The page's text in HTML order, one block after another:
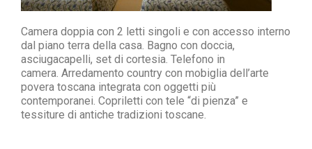
Camera doppia con 2 letti singoli e con accesso interno
dal piano terra della casa. Bagno con doccia,
asciugacapelli, set di cortesia. Telefono in
camera. Arredamento country con mobiglia dell’arte
povera toscana integrata con oggetti più
contemporanei. Copriletti con tele “di pienza” e
tessiture di antiche tradizioni toscane.